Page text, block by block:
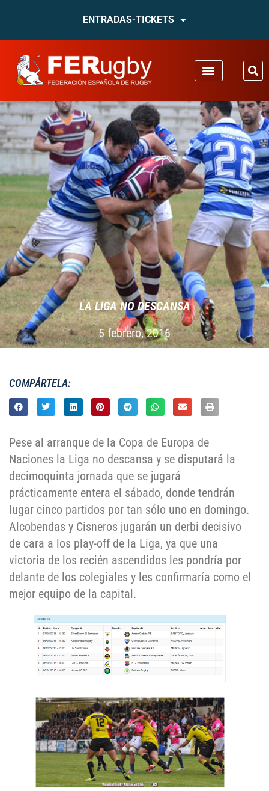
ENTRADAS-TICKETS
LA LIGA NO DESCANSA
5 febrero, 2016
COMPÁRTELA:
Pese al arranque de la Copa de Europa de
Naciones la Liga no descansa y se disputará la
decimoquinta jornada que se jugará
prácticamente entera el sábado, donde tendrán
lugar cinco partidos por tan sólo uno en domingo.
Alcobendas y Cisneros jugarán un derbi decisivo
de cara a los play-off de la Liga, ya que una
victoria de los recién ascendidos les pondría por
delante de los colegiales y les confirmaría como el
mejor equipo de la capital.